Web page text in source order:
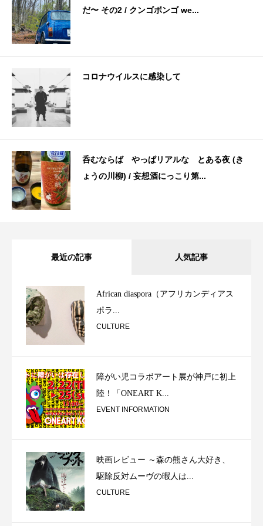
だ〜 その2 / クンゴボンゴ we...
コロナウイルスに感染して
呑むならば やっぱリアルな とある夜 (き
ょうの川柳) / 妄想酒にっこり第...
最近の記事 人気記事
African diaspora（アフリカンディアス
ポラ...
CULTURE
障がい児コラボアート展が神戸に初上
陸！「ONEART K...
EVENT INFORMATION
映画レビュー ～森の熊さん大好き、
駆除反対ムーヴの暇人は...
CULTURE